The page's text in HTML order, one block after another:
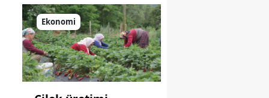
Tarihin
milletlerin
önüne
koyduğu
ayna!
Ekonomi